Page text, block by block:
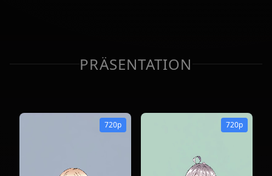
PRÄSENTATION
720p 720p